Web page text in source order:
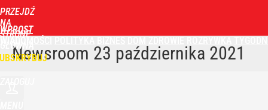
PRZEJDŹ
NA
STRONĘ
GŁÓWNĄ
WPROST
Newsroom 23 października 2021